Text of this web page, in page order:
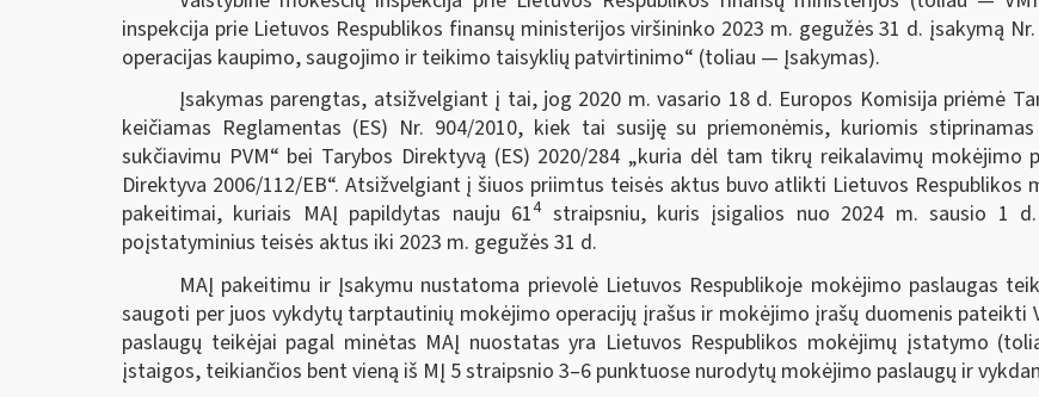
inspekcija prie Lietuvos Respublikos finansų ministerijos viršininko 2023 m. gegužės 31 d. įsakymą
operacijas kaupimo, saugojimo ir teikimo taisyklių patvirtinimo“ (toliau — Įsakymas).
Įsakymas parengtas, atsižvelgiant į tai, jog 2020 m. vasario 18 d. Europos Komisija priėmė
keičiamas Reglamentas (ES) Nr. 904/2010, kiek tai susiję su priemonėmis, kuriomis
sukčiavimu PVM“ bei Tarybos Direktyvą (ES) 2020/284 „kuria dėl tam tikrų reikalavimų
Direktyva 2006/112/EB“. Atsižvelgiant į šiuos priimtus teisės aktus buvo atlikti Lietuvos
pakeitimai, kuriais MAĮ papildytas nauju 614straipsniu, kuris įsigalios nuo 2024 m. sausio 1
poįstatyminius teisės aktus iki 2023 m. gegužės 31 d.
MAĮ pakeitimu ir Įsakymu nustatoma prievolė Lietuvos Respublikoje mokėjimo paslaugas
saugoti per juos vykdytų tarptautinių mokėjimo operacijų įrašus ir mokėjimo įrašų duomenis pateikti
paslaugų teikėjai pagal minėtas MAĮ nuostatas yra Lietuvos Respublikos mokėjimų įstatymo
įstaigos, teikiančios bent vieną iš MĮ 5 straipsnio 3–6 punktuose nurodytų mokėjimo paslaugų ir